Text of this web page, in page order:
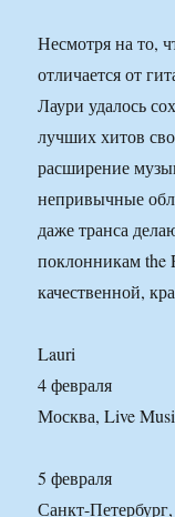
Несмотря на то,
отличается от
Лаури удалось
лучших хитов
расширение
непривычные
даже транса
поклонникам the
качественной,
Lauri
4 февраля
Москва, Live
5 февраля
Санкт-